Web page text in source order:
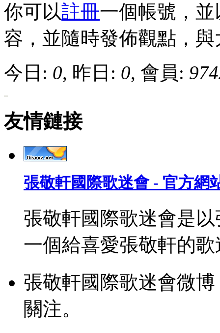
你可以註冊一個帳號，並
容，並隨時發佈觀點，
今日: 0, 昨日: 0, 會員:
友情鏈接
張敬軒國際歌迷會 - 官方網
張敬軒國際歌迷會是
一個給喜愛張敬軒的
張敬軒國際歌迷會微
關注。